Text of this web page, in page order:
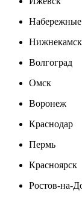
Нижнекамск
Волгоград
Омск
Воронеж
Краснодар
Пермь
Красноярск
Ростов-на-